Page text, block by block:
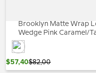
Brooklyn Matte Wrap
Wedge Pink Caramel/
$57,40$82,00